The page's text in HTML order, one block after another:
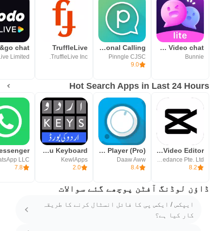
BunchatLite Video chat
Bunnie
Pinngle International Calling
Pinngle CJSC
9.0
TruffleLive
TruffleLive Inc.
Hot Search Apps in Last 24 Hours
CapCut: Photo & Video Editor
8.2
Avee Music Player (Pro)
Daaw Aww
8.4
Urdu Keyboard – اردو کی بورڈ‎
KewlApps
2.0
LLC
7.8
ڈاؤن لوڈنگ آفٹن پوچھے گئے سوالات
ایپکس / ایکس پی کا فائل انسٹال کرنے کا طریقہ
کار کیا ہے؟